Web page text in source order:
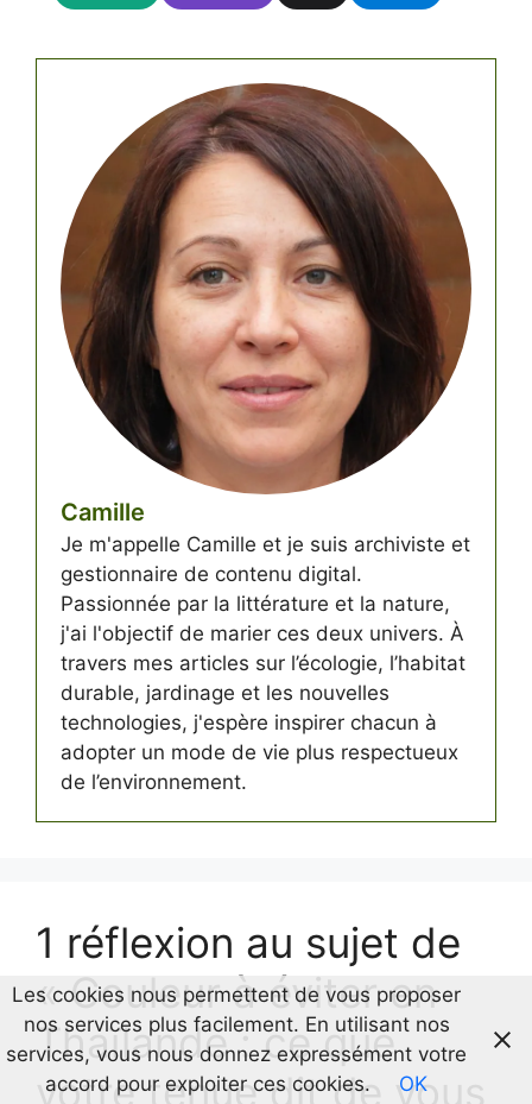
Camille
Je m'appelle Camille et je suis archiviste et
gestionnaire de contenu digital.
Passionnée par la littérature et la nature,
j'ai l'objectif de marier ces deux univers. À
travers mes articles sur l’écologie, l’habitat
durable, jardinage et les nouvelles
technologies, j'espère inspirer chacun à
adopter un mode de vie plus respectueux
de l’environnement.
1 réflexion au sujet de
« Couleur à éviter en
Thaïlande : ce que
votre tenue dit de vous
Les cookies nous permettent de vous proposer
nos services plus facilement. En utilisant nos
services, vous nous donnez expressément votre
accord pour exploiter ces cookies.
OK